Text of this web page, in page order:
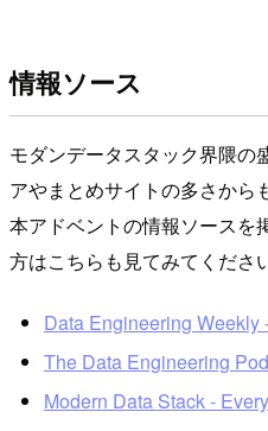
情報ソース
モダンデータスタック界隈の
アやまとめサイトの多さから
本アドベントの情報ソースを
方はこちらも見てみてください
Data Engineering
The Data Engineering
Modern Data Stack -